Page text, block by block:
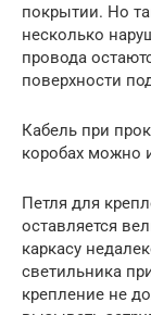
покрытии. Но
несколько
провода
поверхности
Кабель при
коробах можно
Петля для
оставляется
каркасу
светильника
крепление не